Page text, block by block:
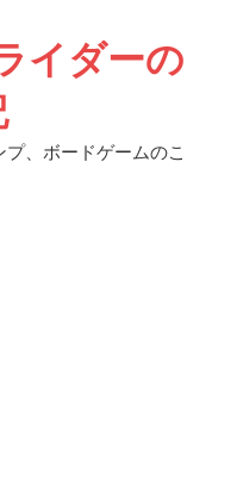
イダーの
、ボードゲームのこ